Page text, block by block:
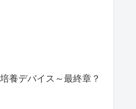
養デバイス～最終章？